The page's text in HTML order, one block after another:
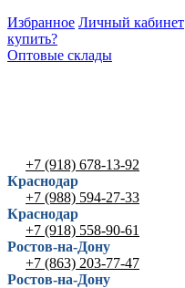
Избранное Личный кабинет
купить?
Оптовые склады
+7 (918) 678-13-92
Краснодар
+7 (988) 594-27-33
Краснодар
+7 (918) 558-90-61
Ростов-на-Дону
+7 (863) 203-77-47
Ростов-на-Дону